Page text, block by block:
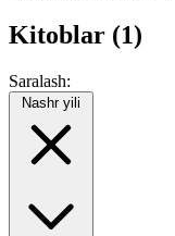
Kitoblar (1)
Saralash:
Nashr yili